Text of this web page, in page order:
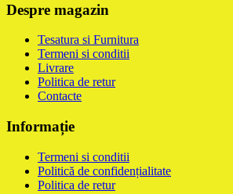
Despre magazin
Tesatura si Furnitura
Termeni si conditii
Livrare
Politica de retur
Contacte
Informație
Termeni si conditii
Politică de confidențialitate
Politica de retur